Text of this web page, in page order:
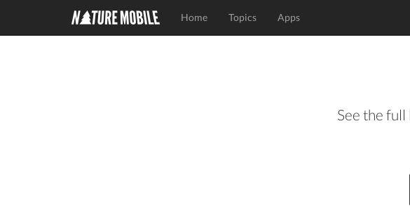
Home Topics Apps
See the full